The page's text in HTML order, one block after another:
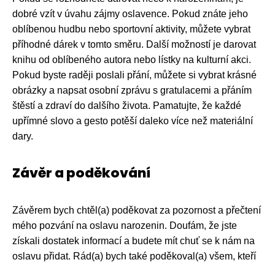
dobré vzít v úvahu zájmy oslavence. Pokud znáte jeho
oblíbenou hudbu nebo sportovní aktivity, můžete vybrat
příhodné dárek v tomto směru. Další možností je darovat
knihu od oblíbeného autora nebo lístky na kulturní akci.
Pokud byste raději poslali přání, můžete si vybrat krásné
obrázky a napsat osobní zprávu s gratulacemi a přáním
štěstí a zdraví do dalšího života. Pamatujte, že každé
upřímné slovo a gesto potěší daleko více než materiální
dary.
Závěr a poděkování
Závěrem bych chtěl(a) poděkovat za pozornost a přečtení
mého pozvání na oslavu narozenin. Doufám, že jste
získali dostatek informací a budete mít chuť se k nám na
oslavu přidat. Rád(a) bych také poděkoval(a) všem, kteří